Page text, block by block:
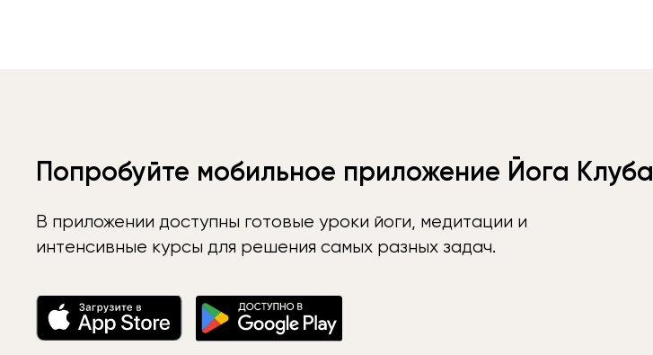
Попробуйте мобильное приложение Йога Клуба
В приложении доступны готовые уроки йоги, медитации и
интенсивные курсы для решения самых разных задач.